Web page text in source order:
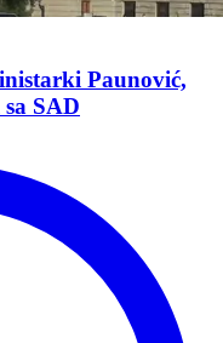
Paunović,
SAD